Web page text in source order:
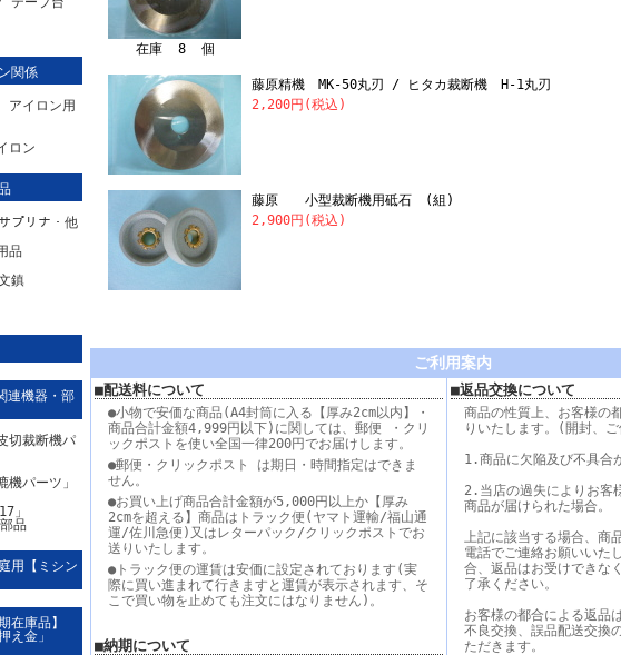
関係
イロン用
ロン
プリナ・他
品
鎮
連機器・部
切裁断機パ
パーツ」
」
品
用【ミシン
在庫品】
え金」
在庫 8 個
藤原精機 MK-50丸刃 / ヒタカ裁断機 H-1丸刃
2,200円(税込)
藤原 小型裁断機用砥石 (組)
2,900円(税込)
ご利用案内
■配送料について
●小物で安価な商品(A4封筒に入る【厚み2cm以内】・
商品合計金額4,999円以下)に関しては、郵便 ・クリ
ックポストを使い全国一律200円でお届けします。
●郵便・クリックポスト は期日・時間指定はできま
せん。
●お買い上げ商品合計金額が5,000円以上か【厚み
2cmを超える】商品はトラック便(ヤマト運輸/福山通
運/佐川急便)又はレターパック/クリックポストでお
送りいたします。
●トラック便の運賃は安価に設定されております(実
際に買い進まれて行きますと運賃が表示されます、そ
こで買い物を止めても注文にはなりません)。
■納期について
■返品交換について
商品の性質上、お客様の
りいたします。(開封、
1.商品に欠陥及び不具合
2.当店の過失によりお客
商品が届けられた場合。
上記に該当する場合、商
電話でご連絡お願いいた
合、返品はお受けできな
了承ください。
お客様の都合による返品
不良交換、誤品配送交換
ただきます。